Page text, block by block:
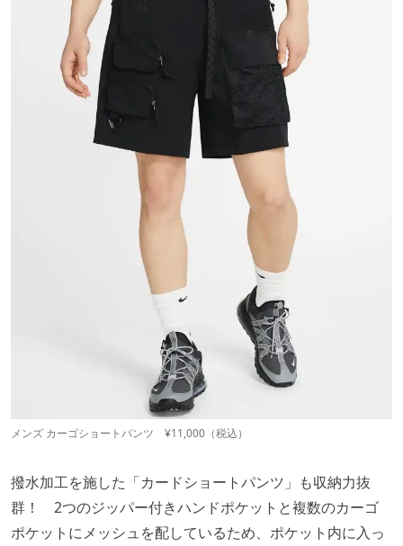
メンズ カーゴショートパンツ ¥11,000（税込）
撥水加工を施した「カードショートパンツ」も収納力抜
群！ 2つのジッパー付きハンドポケットと複数のカーゴ
ポケットにメッシュを配しているため、ポケット内に入っ